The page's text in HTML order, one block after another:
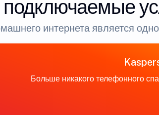
интернета является
Больше никакого телефонного